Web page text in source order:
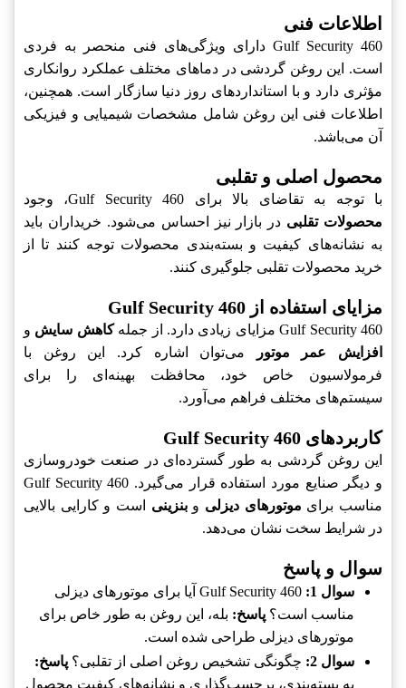
اطلاعات فنی
Gulf Security 460 دارای ویژگی‌های فنی منحصر به فردی
است. این روغن گردشی در دماهای مختلف عملکرد روانکاری
مؤثری دارد و با استانداردهای روز دنیا سازگار است. همچنین،
اطلاعات فنی این روغن شامل مشخصات شیمیایی و فیزیکی
آن می‌باشد.
محصول اصلی و تقلبی
با توجه به تقاضای بالا برای Gulf Security 460، وجود
محصولات تقلبی در بازار نیز احساس می‌شود. خریداران باید
به نشانه‌های کیفیت و بسته‌بندی محصولات توجه کنند تا از
خرید محصولات تقلبی جلوگیری کنند.
مزایای استفاده از Gulf Security 460
Gulf Security 460 مزایای زیادی دارد. از جمله کاهش سایش و
افزایش عمر موتور
می‌توان اشاره کرد. این روغن با
فرمولاسیون خاص خود، محافظت بهینه‌ای را برای
سیستم‌های مختلف فراهم می‌آورد.
کاربردهای Gulf Security 460
این روغن گردشی به طور گسترده‌ای در صنعت خودروسازی
و دیگر صنایع مورد استفاده قرار می‌گیرد. Gulf Security 460
مناسب برای موتورهای دیزلی وبنزینی است و کارایی بالایی
در شرایط سخت نشان می‌دهد.
سوال و پاسخ
سوال 1:
Gulf Security 460 آیا برای موتورهای دیزلی
مناسب است؟ پاسخ: بله، این روغن به طور خاص برای
موتورهای دیزلی طراحی شده است.
سوال 2:
چگونگی تشخیص روغن اصلی از تقلبی؟ پاسخ:
به بسته‌بندی، برچسب‌گذاری و نشانه‌های کیفیت محصول